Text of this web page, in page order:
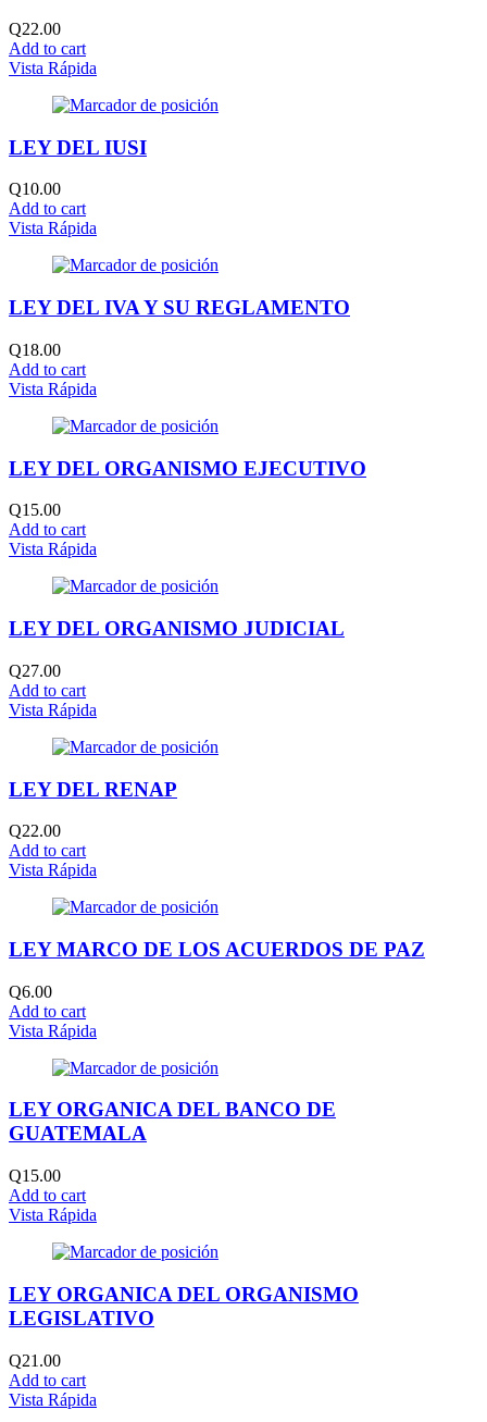
Q22.00
Add to cart
Vista Rápida
LEY DEL IUSI
Q10.00
Add to cart
Vista Rápida
LEY DEL IVA Y SU REGLAMENTO
Q18.00
Add to cart
Vista Rápida
LEY DEL ORGANISMO EJECUTIVO
Q15.00
Add to cart
Vista Rápida
LEY DEL ORGANISMO JUDICIAL
Q27.00
Add to cart
Vista Rápida
LEY DEL RENAP
Q22.00
Add to cart
Vista Rápida
LEY MARCO DE LOS ACUERDOS DE PAZ
Q6.00
Add to cart
Vista Rápida
LEY ORGANICA DEL BANCO DE
GUATEMALA
Q15.00
Add to cart
Vista Rápida
LEY ORGANICA DEL ORGANISMO
LEGISLATIVO
Q21.00
Add to cart
Vista Rápida